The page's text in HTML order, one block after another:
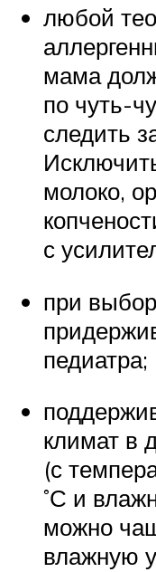
любой
мама
по чуть-
следить
молоко,
с
при
педиатра;
климат в
(с
˚С и
можно
влажную